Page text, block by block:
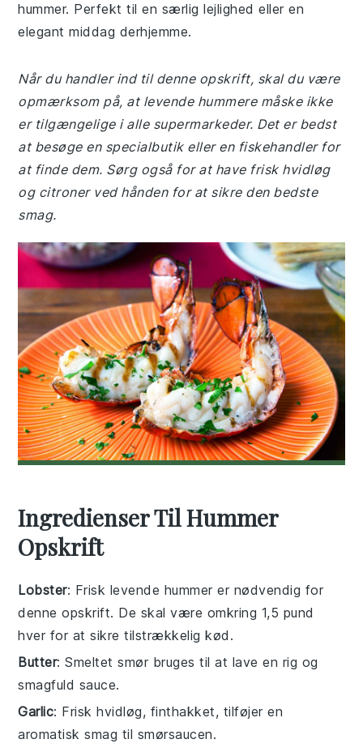
hummer. Perfekt til en særlig lejlighed eller en
elegant middag derhjemme.
Når du handler ind til denne opskrift, skal du være
opmærksom på, at levende hummere måske ikke
er tilgængelige i alle supermarkeder. Det er bedst
at besøge en specialbutik eller en fiskehandler for
at finde dem. Sørg også for at have frisk hvidløg
og citroner ved hånden for at sikre den bedste
smag.
Ingredienser Til Hummer
Opskrift
Lobster: Frisk levende hummer er nødvendig for
denne opskrift. De skal være omkring 1,5 pund
hver for at sikre tilstrækkelig kød.
Butter: Smeltet smør bruges til at lave en rig og
smagfuld sauce.
Garlic: Frisk hvidløg, finthakket, tilføjer en
aromatisk smag til smørsaucen.